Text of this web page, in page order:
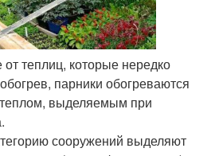
от теплиц, которые нередко
парники обогреваются
выделяемым при
сооружений выделяют